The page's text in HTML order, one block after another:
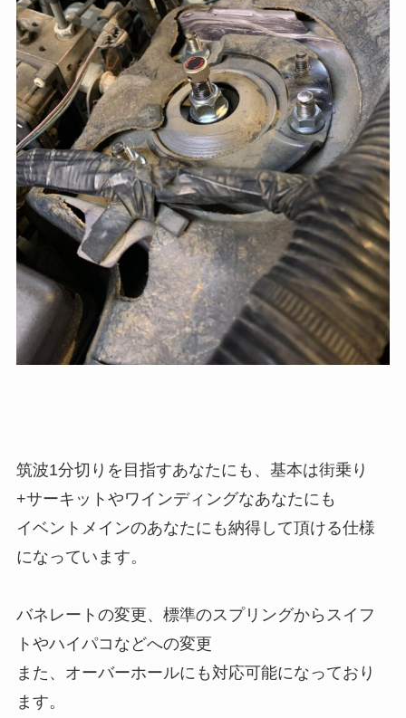
筑波1分切りを目指すあなたにも、基本は街乗り
+サーキットやワインディングなあなたにも
イベントメインのあなたにも納得して頂ける仕様
になっています。
バネレートの変更、標準のスプリングからスイフ
トやハイパコなどへの変更
また、オーバーホールにも対応可能になっており
ます。